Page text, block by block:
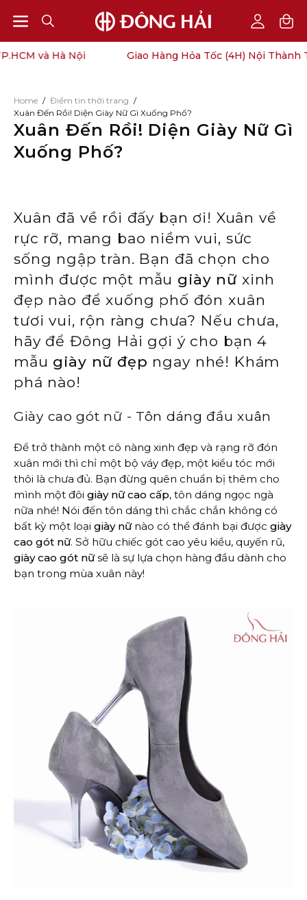
Open
navigation
OPEN
SEARCH
BAR
My
Account
và Hà Nội Giao Hàng Hỏa Tốc (4H) Nội Thành
Home / Điểm tin thời trang /
Xuân Đến Rồi! Diện Giày Nữ Gì Xuống Phố?
Xuân Đến Rồi! Diện Giày Nữ Gì
Xuống Phố?
Xuân đã về rồi đấy bạn ơi! Xuân về
rực rỡ, mang bao niềm vui, sức
sống ngập tràn. Bạn đã chọn cho
mình được một mẫu giày nữ xinh
đẹp nào để xuống phố đón xuân
tươi vui, rộn ràng chưa? Nếu chưa,
hãy để Đông Hải gợi ý cho bạn 4
mẫu giày nữ đẹp ngay nhé! Khám
phá nào!
Giày cao gót nữ - Tôn dáng đầu xuân
Để trở thành một cô nàng xinh đẹp và rạng rỡ đón
xuân mới thì chỉ một bộ váy đẹp, một kiểu tóc mới
thôi là chưa đủ. Bạn đừng quên chuẩn bị thêm cho
mình một đôi giày nữ cao cấp, tôn dáng ngọc ngà
nữa nhé! Nói đến tôn dáng thì chắc chắn không có
bất kỳ một loại giày nữnào có thể đánh bại được giày
cao gót nữ. Sở hữu chiếc gót cao yêu kiều, quyến rũ,
giày cao gót nữsẽ là sự lựa chọn hàng đầu dành cho
bạn trong mùa xuân này!